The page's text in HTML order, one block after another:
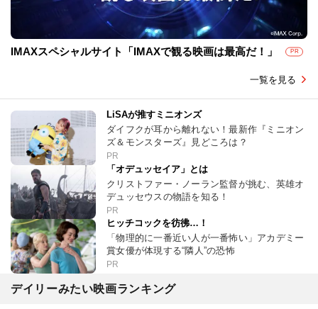
IMAXスペシャルサイト「IMAXで観る映画は最高だ！」 PR
一覧を見る
LiSAが推すミニオンズ
ダイフクが耳から離れない！最新作『ミニオン
ズ＆モンスターズ』見どころは？
PR
「オデュッセイア」とは
クリストファー・ノーラン監督が挑む、英雄オ
デュッセウスの物語を知る！
PR
ヒッチコックを彷彿…！
「物理的に一番近い人が一番怖い」アカデミー
賞女優が体現する“隣人”の恐怖
PR
デイリーみたい映画ランキング